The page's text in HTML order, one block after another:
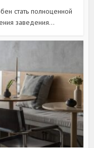
стать полноценной
заведения...